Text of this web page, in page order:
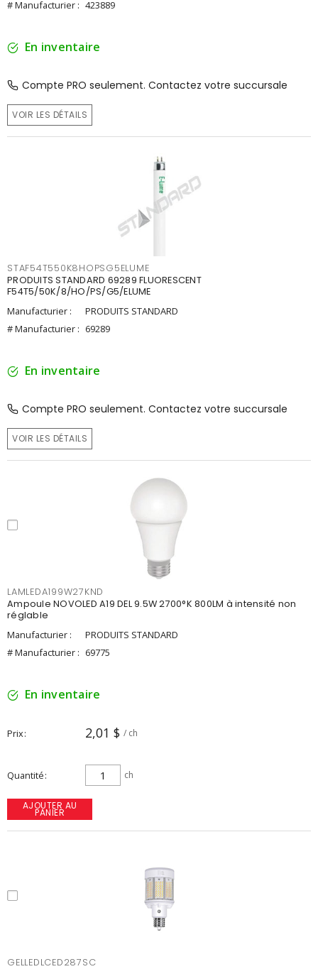
# Manufacturier : 423889
En inventaire
Compte PRO seulement. Contactez votre succursale
VOIR LES DÉTAILS
STAF54T550K8HOPSG5ELUME
PRODUITS STANDARD 69289 FLUORESCENT
F54T5/50K/8/HO/PS/G5/ELUME
Manufacturier :
PRODUITS STANDARD
# Manufacturier : 69289
En inventaire
Compte PRO seulement. Contactez votre succursale
VOIR LES DÉTAILS
LAMLEDA199W27KND
Ampoule NOVOLED A19 DEL 9.5W 2700°K 800LM à intensité non
réglable
Manufacturier :
PRODUITS STANDARD
# Manufacturier : 69775
En inventaire
Prix 2,01 $ / ch
Quantité ch
AJOUTER AU
PANIER
GELLEDLCED287SC